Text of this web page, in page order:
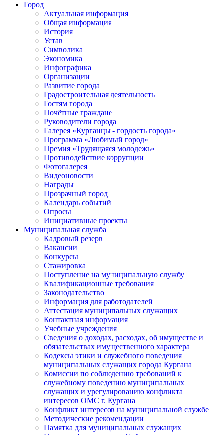
Город
Актуальная информация
Общая информация
История
Устав
Символика
Экономика
Инфографика
Организации
Развитие города
Градостроительная деятельность
Гостям города
Почётные граждане
Руководители города
Галерея «Курганцы - гордость города»
Программа «Любимый город»
Премия «Трудящаяся молодежь»
Противодействие коррупции
Фотогалерея
Видеоновости
Награды
Прозрачный город
Календарь событий
Опросы
Инициативные проекты
Муниципальная служба
Кадровый резерв
Вакансии
Конкурсы
Стажировка
Поступление на муниципальную службу
Квалификационные требования
Законодательство
Информация для работодателей
Аттестация муниципальных служащих
Контактная информация
Учебные учреждения
Сведения о доходах, расходах, об имуществе и
обязательствах имущественного характера
Кодексы этики и служебного поведения
муниципальных служащих города Кургана
Комиссии по соблюдению требований к
служебному поведению муниципальных
служащих и урегулированию конфликта
интересов ОМС г. Кургана
Конфликт интересов на муниципальной службе
Методические рекомендации
Памятка для муниципальных служащих